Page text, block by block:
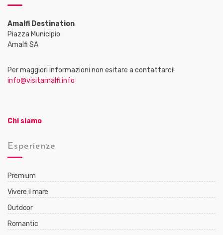
Amalfi Destination
Piazza Municipio
Amalfi SA
Per maggiori informazioni non esitare a contattarci!
info@visitamalfi.info
Chi siamo
Esperienze
Premium
Vivere il mare
Outdoor
Romantic